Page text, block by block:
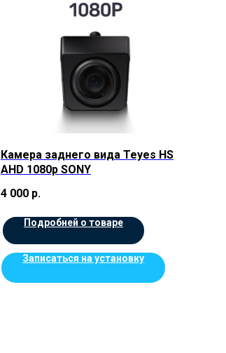
Камера заднего вида Teyes HS
AHD 1080p SONY
4 000 р.
Подробней о товаре
Записаться на установку